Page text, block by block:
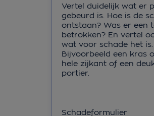
Vertel duidelijk wat er
gebeurd is. Hoe is de
ontstaan? Was er een
betrokken? En vertel
wat voor schade het is.
Bijvoorbeeld een kras
hele zijkant of een
portier.
Schadeformulier